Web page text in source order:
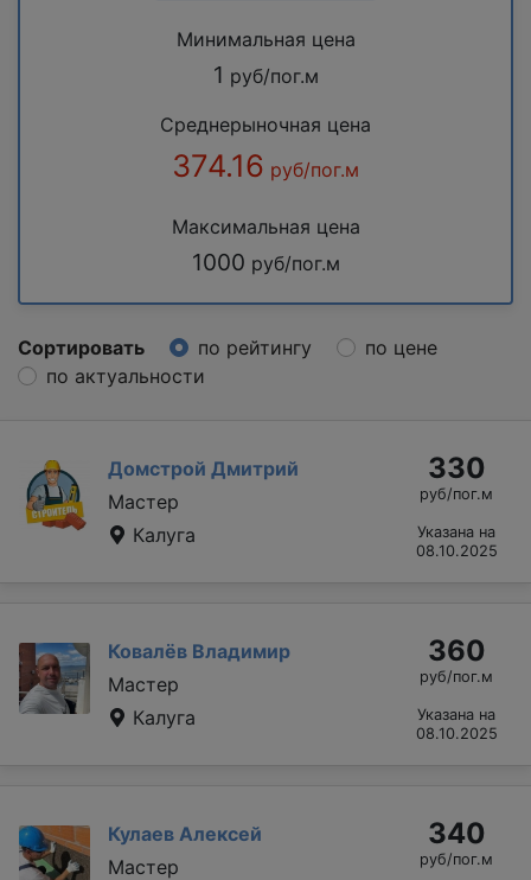
Минимальная цена
1 руб/пог.м
Среднерыночная цена
374.16 руб/пог.м
Максимальная цена
1000 руб/пог.м
Сортировать по рейтингу
по цене
по актуальности
Домстрой Дмитрий
Мастер
Калуга
330
руб/пог.м
Указана на
08.10.2025
Ковалёв Владимир
Мастер
Калуга
360
руб/пог.м
Указана на
08.10.2025
Кулаев Алексей
Мастер
340
руб/пог.м